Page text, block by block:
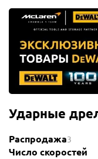
Ударные
Распродажа3
Число скоростей